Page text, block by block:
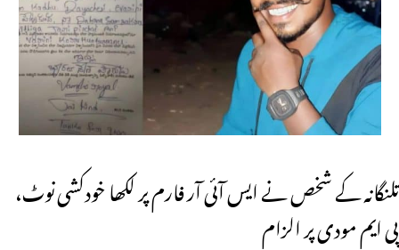
تلنگانہ کے شخص نے ایس آئی آر فارم پر لکھا خودکشی نوٹ،
پی ایم مودی پر الزام